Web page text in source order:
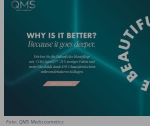
Foto: QMS Medicosmetics